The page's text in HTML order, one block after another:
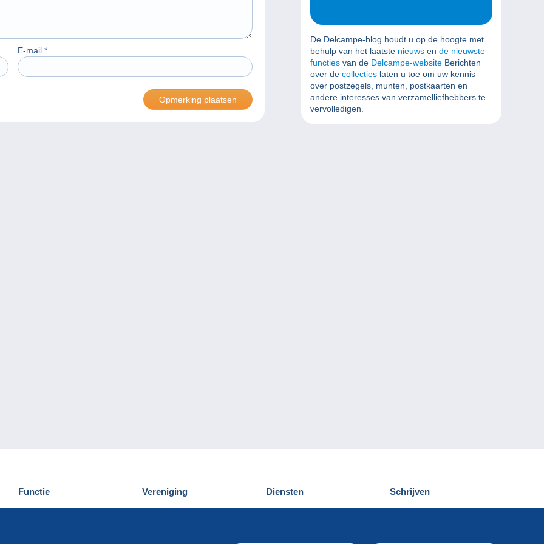
E-mail *
De Delcampe-blog houdt u op de hoogte met
behulp van het laatste nieuws en de nieuwste
functies van de Delcampe-website Berichten
over de collecties laten u toe om uw kennis
over postzegels, munten, postkaarten en
andere interesses van verzamelliefhebbers te
vervolledigen.
Functie
Nieuwigheden
Vereniging
Wie zijn wij
Diensten
Delcampe ontdekken
Schrijven